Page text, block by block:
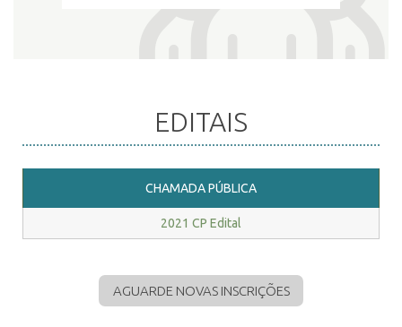
EDITAIS
CHAMADA PÚBLICA
2021 CP Edital
AGUARDE NOVAS INSCRIÇÕES